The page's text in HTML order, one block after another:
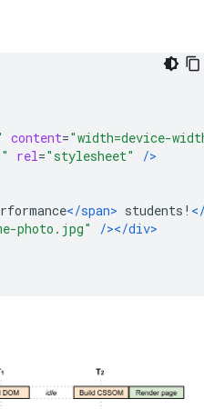
content="width=device-
rel="stylesheet"
/>
</span> students!
photo.jpg"
/></div>